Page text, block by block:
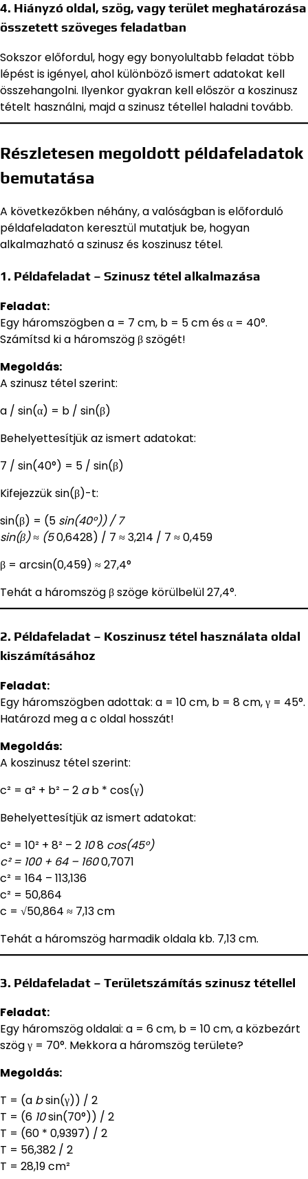
4. Hiányzó oldal, szög, vagy terület meghatározása
összetett szöveges feladatban
Sokszor előfordul, hogy egy bonyolultabb feladat több
lépést is igényel, ahol különböző ismert adatokat kell
összehangolni. Ilyenkor gyakran kell először a koszinusz
tételt használni, majd a szinusz tétellel haladni tovább.
Részletesen megoldott példafeladatok
bemutatása
A következőkben néhány, a valóságban is előforduló
példafeladaton keresztül mutatjuk be, hogyan
alkalmazható a szinusz és koszinusz tétel.
1. Példafeladat – Szinusz tétel alkalmazása
Feladat:
Egy háromszögben a = 7 cm, b = 5 cm és α = 40°.
Számítsd ki a háromszög β szögét!
Megoldás:
A szinusz tétel szerint:
a / sin(α) = b / sin(β)
Behelyettesítjük az ismert adatokat:
7 / sin(40°) = 5 / sin(β)
Kifejezzük sin(β)-t:
sin(β) = (5 sin(40°)) / 7
sin(β) ≈ (50,6428) / 7 ≈ 3,214 / 7 ≈ 0,459
β = arcsin(0,459) ≈ 27,4°
Tehát a háromszög β szöge körülbelül 27,4°.
2. Példafeladat – Koszinusz tétel használata oldal
kiszámításához
Feladat:
Egy háromszögben adottak: a = 10 cm, b = 8 cm, γ = 45°.
Határozd meg a c oldal hosszát!
Megoldás:
A koszinusz tétel szerint:
c² = a² + b² – 2 ab * cos(γ)
Behelyettesítjük az ismert adatokat:
c² = 10² + 8² – 2 108 cos(45°)
c² = 100 + 64 – 1600,7071
c² = 164 – 113,136
c² = 50,864
c = √50,864 ≈ 7,13 cm
Tehát a háromszög harmadik oldala kb. 7,13 cm.
3. Példafeladat – Területszámítás szinusz tétellel
Feladat:
Egy háromszög oldalai: a = 6 cm, b = 10 cm, a közbezárt
szög γ = 70°. Mekkora a háromszög területe?
Megoldás:
T = (a bsin(γ)) / 2
T = (6 10sin(70°)) / 2
T = (60 * 0,9397) / 2
T = 56,382 / 2
T = 28,19 cm²